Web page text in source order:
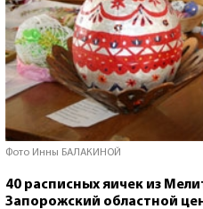
Фото Инны БАЛАКИНОЙ
40 расписных яичек из
Запорожский областной